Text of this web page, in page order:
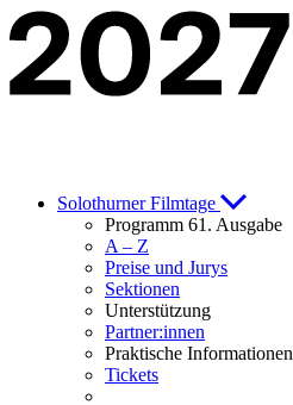
Solothurner Filmtage
Programm 61. Ausgabe
A – Z
Preise und Jurys
Sektionen
Unterstützung
Partner:innen
Praktische Informationen
Tickets